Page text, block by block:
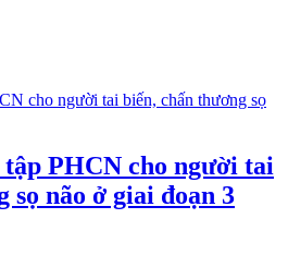
PHCN cho người tai
sọ não ở giai đoạn 3